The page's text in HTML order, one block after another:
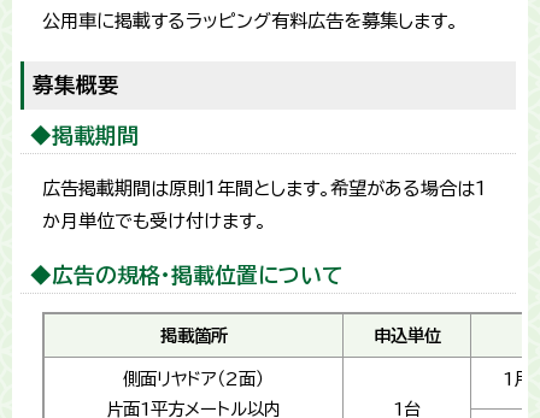
公用車に掲載するラッピング有料広告を募集します。
募集概要
◆掲載期間
広告掲載期間は原則1年間とします。希望がある場合は1
か月単位でも受け付けます。
◆広告の規格・掲載位置について
掲載箇所 申込単位
側面リヤドア（2面）
片面1平方メートル以内
1台
1月